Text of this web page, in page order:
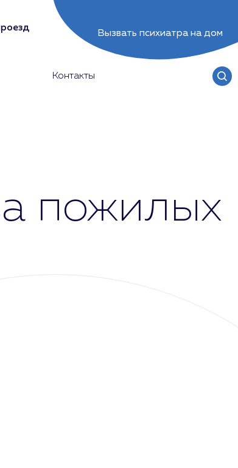
Вызвать психиатра на дом
Контакты
пожилых